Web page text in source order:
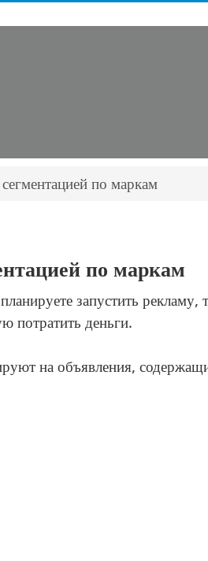
по маркам
по маркам
запустить
потратить деньги.
на объявления,